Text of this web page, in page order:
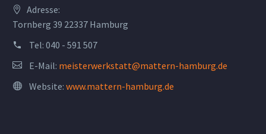
Adresse:
Tornberg 39 22337 Hamburg
Tel: 040 - 591 507
E-Mail: meisterwerkstatt@mattern-hamburg.de
Website: www.mattern-hamburg.de